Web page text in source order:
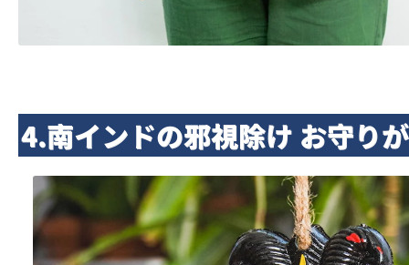
4.南インドの邪視除け お守り